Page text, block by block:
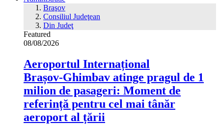
Braşov
Consiliul Judeţean
Din Judeţ
Featured
08/08/2026
Aeroportul Internațional
Brașov‑Ghimbav atinge pragul de 1
milion de pasageri: Moment de
referință pentru cel mai tânăr
aeroport al țării